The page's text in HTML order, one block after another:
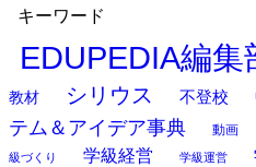
キーワード
EDUPEDIA編集
教材
シリウス 不登校
テム＆アイデア事典
動画
級づくり 学級経営 学級運営